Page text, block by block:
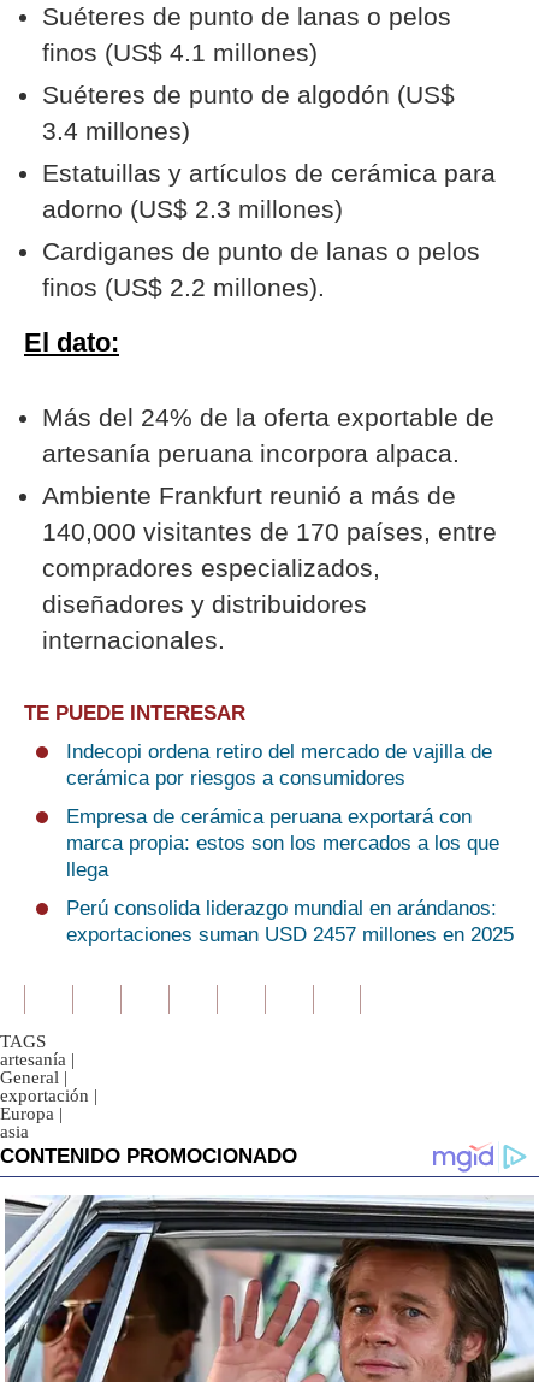
Suéteres de punto de lanas o pelos
finos (US$ 4.1 millones)
Suéteres de punto de algodón (US$
3.4 millones)
Estatuillas y artículos de cerámica para
adorno (US$ 2.3 millones)
Cardiganes de punto de lanas o pelos
finos (US$ 2.2 millones).
El dato:
Más del 24% de la oferta exportable de
artesanía peruana incorpora alpaca.
Ambiente Frankfurt reunió a más de
140,000 visitantes de 170 países, entre
compradores especializados,
diseñadores y distribuidores
internacionales.
TE PUEDE INTERESAR
Indecopi ordena retiro del mercado de vajilla de
cerámica por riesgos a consumidores
Empresa de cerámica peruana exportará con
marca propia: estos son los mercados a los que
llega
Perú consolida liderazgo mundial en arándanos:
exportaciones suman USD 2457 millones en 2025
TAGS
artesanía |
General |
exportación |
Europa |
asia